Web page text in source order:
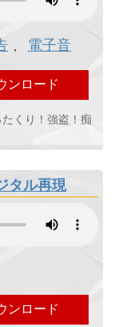
電子音
ンロード
くり！強盗！痴
タル再現
ンロード